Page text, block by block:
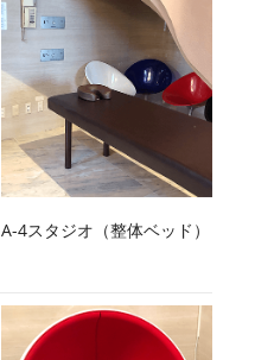
A-4スタジオ（整体ベッド）